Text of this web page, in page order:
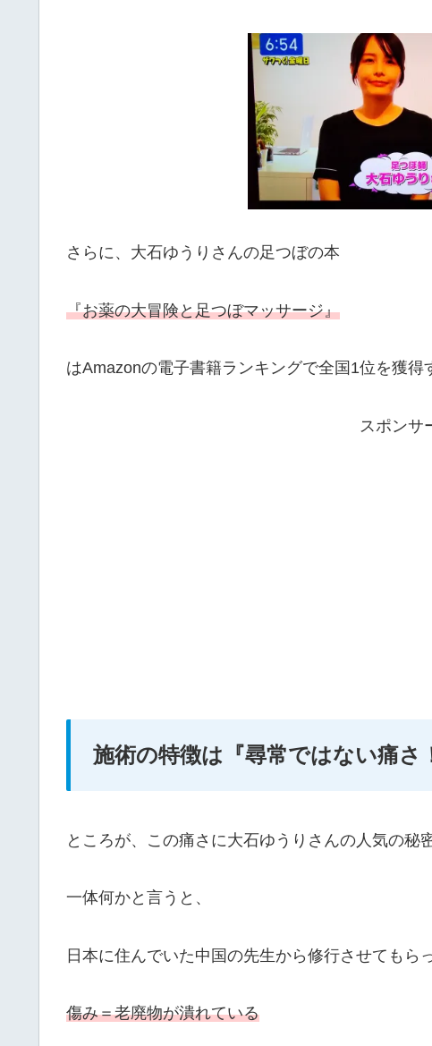
さらに、大石ゆうりさんの足つぼの本
『お薬の大冒険と足つぼマッサージ』
はAmazonの電子書籍ランキングで全国1位を獲得
スポンサ
施術の特徴は『尋常ではない痛さ
ところが、この痛さに大石ゆうりさんの人気の秘
一体何かと言うと、
日本に住んでいた中国の先生から修行させてもら
傷み＝老廃物が潰れている